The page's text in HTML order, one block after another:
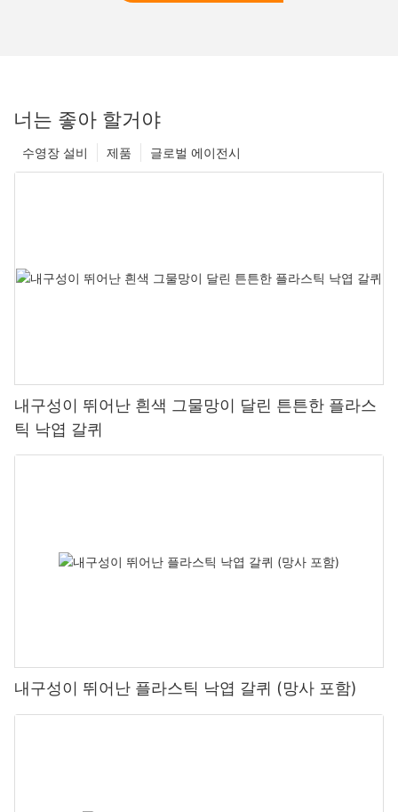
너는 좋아 할거야
글로벌 에이전시
제품
수영장 설비
내구성이 뛰어난 흰색 그물망이 달린 튼튼한 플라스
틱 낙엽 갈퀴
내구성이 뛰어난 플라스틱 낙엽 갈퀴 (망사 포함)